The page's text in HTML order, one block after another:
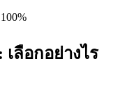
ลือกอย่างไร